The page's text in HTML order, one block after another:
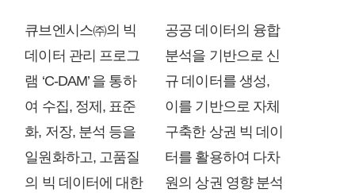
큐브엔시스㈜의 빅
데이터 관리 프로그
램 ‘C-DAM’ 을 통하
여 수집, 정제, 표준
화, 저장, 분석 등을
일원화하고, 고품질
의 빅 데이터에 대한
공공 데이터의 융합
분석을 기반으로 신
규 데이터를 생성,
이를 기반으로 자체
구축한 상권 빅 데이
터를 활용하여 다차
원의 상권 영향 분석